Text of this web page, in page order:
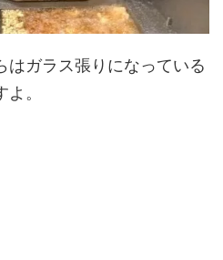
はガラス張りになっている
。